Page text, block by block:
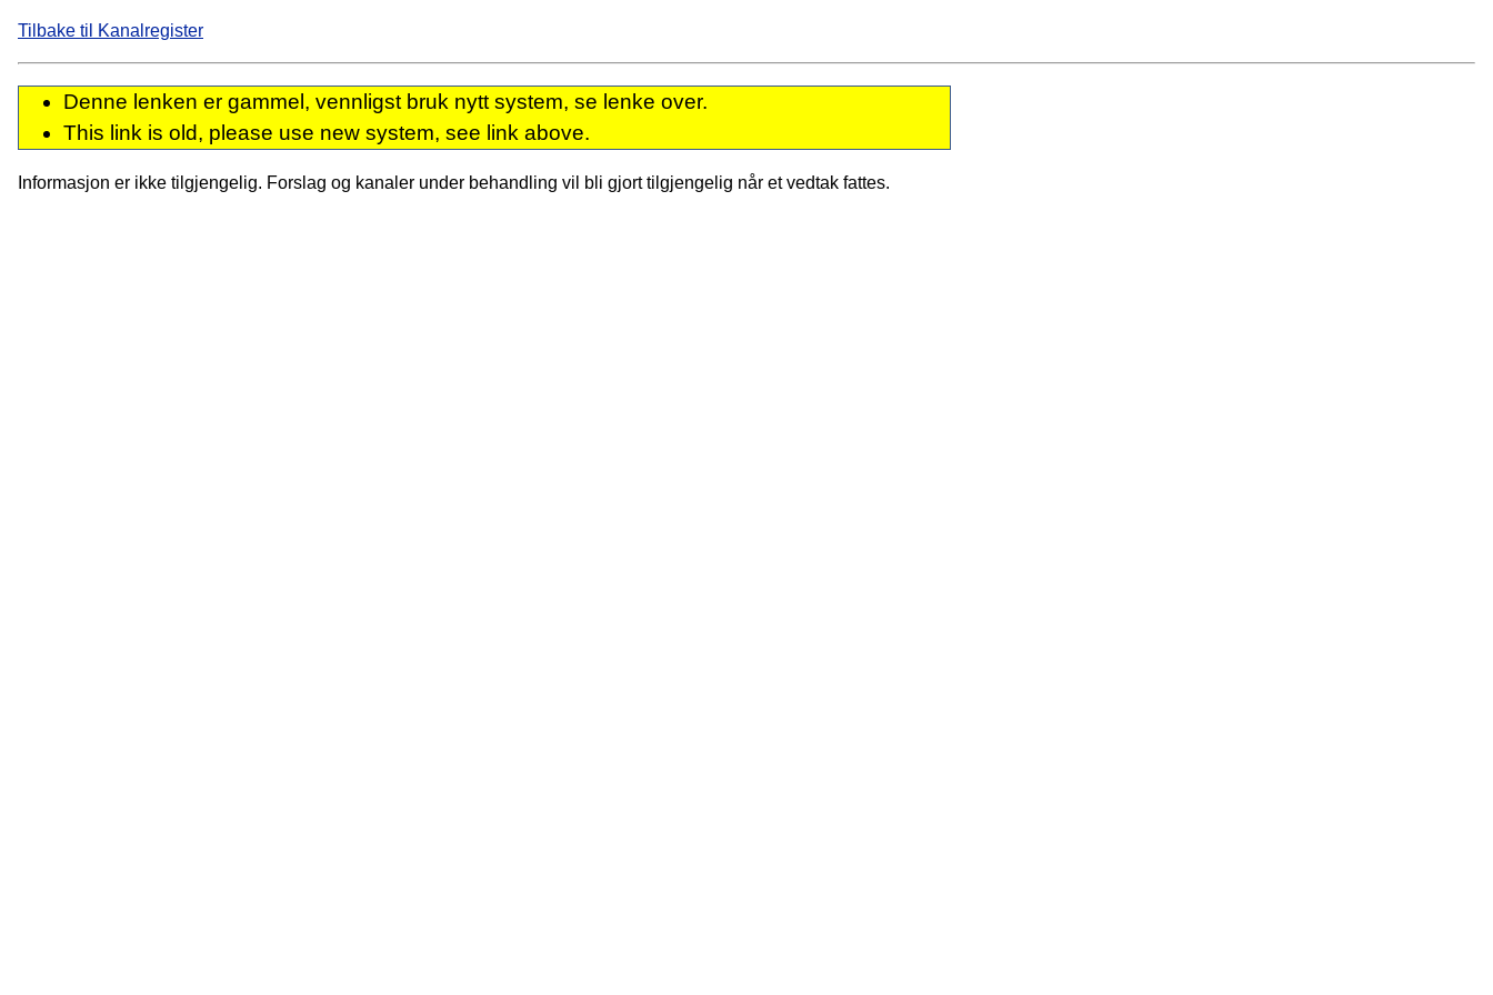
Tilbake til Kanalregister
Denne lenken er gammel, vennligst bruk nytt system, se lenke over.
This link is old, please use new system, see link above.
Informasjon er ikke tilgjengelig. Forslag og kanaler under behandling vil bli gjort tilgjengelig når et vedtak fattes.